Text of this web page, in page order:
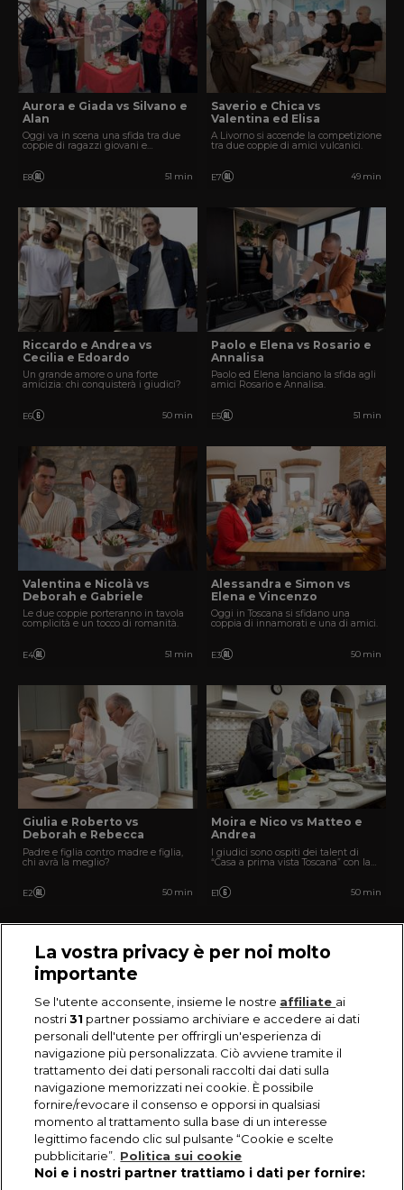
Aurora e Giada vs Silvano e
Alan
Oggi va in scena una sfida tra due
coppie di ragazzi giovani e
E8 51 min
Saverio e Chica vs
Valentina ed Elisa
A Livorno si accende la competizione
tra due coppie di amici vulcanici.
E7 49 min
Riccardo e Andrea vs
Cecilia e Edoardo
Un grande amore o una forte
amicizia: chi conquisterà i giudici?
E6 50 min
Paolo e Elena vs Rosario e
Annalisa
Paolo ed Elena lanciano la sfida agli
amici Rosario e Annalisa.
E5 51 min
Valentina e Nicolà vs
Deborah e Gabriele
Le due coppie porteranno in tavola
complicità e un tocco di romanità.
E4 51 min
Alessandra e Simon vs
Elena e Vincenzo
Oggi in Toscana si sfidano una
coppia di innamorati e una di amici.
E3 50 min
Giulia e Roberto vs
Deborah e Rebecca
Padre e figlia contro madre e figlia,
chi avrà la meglio?
E2 50 min
Moira e Nico vs Matteo e
Andrea
I giudici sono ospiti dei talent di
“Casa a prima vista Toscana” con la
E1 50 min
La vostra privacy è per noi molto
importante
Se l'utente acconsente, insieme le nostre affiliate ai
nostri31 partner possiamo archiviare e accedere ai dati
personali dell'utente per offrirgli un'esperienza di
navigazione più personalizzata. Ciò avviene tramite il
trattamento dei dati personali raccolti dai dati sulla
navigazione memorizzati nei cookie. È possibile
fornire/revocare il consenso e opporsi in qualsiasi
momento al trattamento sulla base di un interesse
legittimo facendo clic sul pulsante “Cookie e scelte
pubblicitarie”. Politica sui cookie
Noi e i nostri partner trattiamo i dati per fornire: